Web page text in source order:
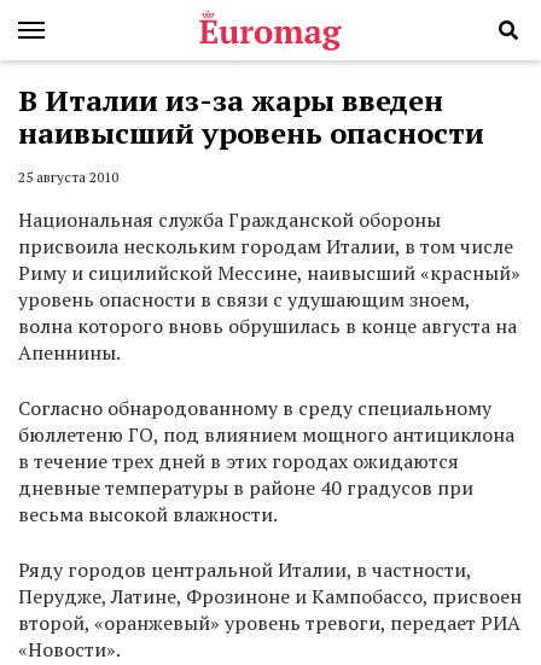
В Италии из-за жары введен
наивысший уровень опасности
25 августа 2010
Национальная служба Гражданской обороны
присвоила нескольким городам Италии, в том числе
Риму и сицилийской Мессине, наивысший «красный»
уровень опасности в связи с удушающим зноем,
волна которого вновь обрушилась в конце августа на
Апеннины.
Согласно обнародованному в среду специальному
бюллетеню ГО, под влиянием мощного антициклона
в течение трех дней в этих городах ожидаются
дневные температуры в районе 40 градусов при
весьма высокой влажности.
Ряду городов центральной Италии, в частности,
Перудже, Латине, Фрозиноне и Кампобассо, присвоен
второй, «оранжевый» уровень тревоги, передает РИА
«Новости».